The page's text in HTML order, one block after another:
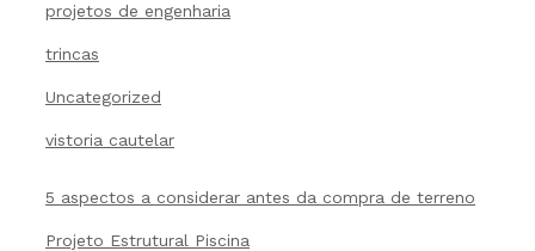
projetos de engenharia
trincas
Uncategorized
vistoria cautelar
5 aspectos a considerar antes da compra de terreno
Projeto Estrutural Piscina